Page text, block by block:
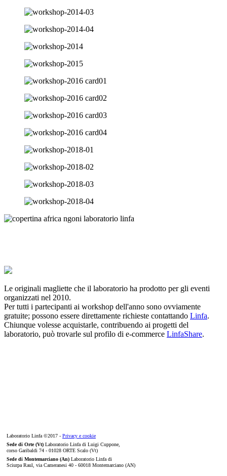
Le originali magliette che il laboratorio ha prodotto per gli eventi
organizzati nel 2010.
Per tutti i partecipanti ai workshop dell'anno sono ovviamente
gratuite; possono essere direttamente richieste contattando Linfa.
Chiunque volesse acquistarle, contribuendo ai progetti del
laboratorio, può trovarle sul profilo di e-commerce LinfaShare.
Laboratorio Linfa ©2017 - Privacy e cookie
Sede di Orte (Vt) Laboratorio Linfa di Luigi Cuppone,
corso Garibaldi 74 - 01028 ORTE Scalo (Vt)
Sede di Montemarciano (An) Laboratorio Linfa di
Sciurpa Raul, via Cameranesi 40 - 60018 Montemarciano (AN)